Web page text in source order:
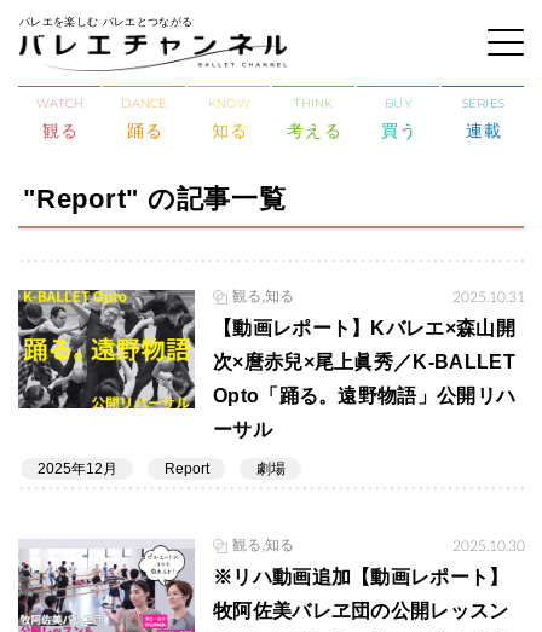
バレエを楽しむ バレエとつながる
WATCH
観る
DANCE
踊る
KNOW
知る
THINK
考える
BUY
買う
SERIES
連載
"Report" の記事一覧
観る,知る 2025.10.31
【動画レポート】Kバレエ×森山開
次×麿赤兒×尾上眞秀／K-BALLET
Opto「踊る。遠野物語」公開リハ
ーサル
2025年12月 Report 劇場
観る,知る 2025.10.30
※リハ動画追加【動画レポート】
牧阿佐美バレヱ団の公開レッスン